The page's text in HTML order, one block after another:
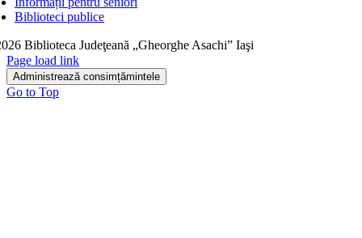
Biblioteci publice
Biblioteca Judeţeană „Gheorghe Asachi” Iaşi
Page load link
Administrează consimțămintele
Go to Top